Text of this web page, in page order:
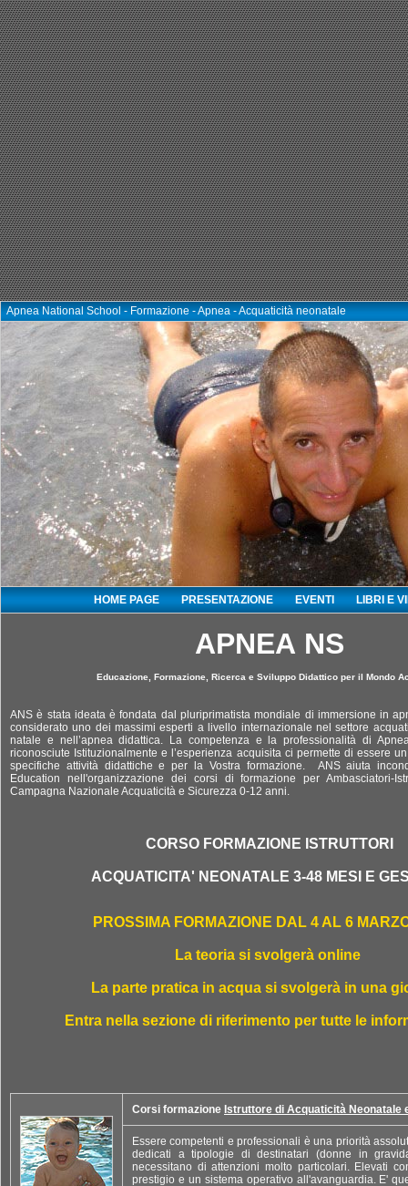
Apnea National School - Formazione - Apnea - Acquaticità neonatale
HOME PAGE PRESENTAZIONE EVENTI LIBRI E
APNEA NS
Educazione, Formazione, Ricerca e Sviluppo Didattico per il Mondo
ANS è stata ideata è fondata dal pluriprimatista mondiale di immersione in
considerato uno dei massimi esperti a livello internazionale nel settore
natale e nell’apnea didattica. La competenza e la professionalità di
riconosciute Istituzionalmente e l’esperienza acquisita ci permette di essere
specifiche attività didattiche e per la Vostra formazione. ANS aiuta
Education nell'organizzazione dei corsi di formazione per Ambasciatori-
Campagna Nazionale Acquaticità e Sicurezza 0-12 anni.
CORSO FORMAZIONE ISTRUTTORI
ACQUATICITA' NEONATALE 3-48 MESI E
PROSSIMA FORMAZIONE DAL 4 AL 6
La teoria si svolgerà online
La parte pratica in acqua si svolgerà in una
Entra nella sezione di riferimento per tutte le
Corsi formazione Istruttore di Acquaticità Neonatale
Essere competenti e professionali è una priorità
dedicati a tipologie di destinatari (donne in
necessitano di attenzioni molto particolari. Elevati
prestigio e un sistema operativo all'avanguardia. E'